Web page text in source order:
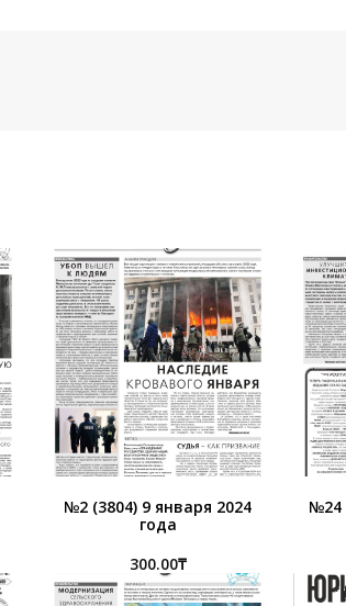
№2 (3804) 9 января 2024
года
300.00₸
№24